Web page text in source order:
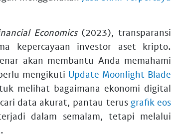
Economics(2023), transparansi
kepercayaan investor aset kripto.
akan membantu Anda memahami
mengikuti Update Moonlight Blade
melihat bagaimana ekonomi digital
data akurat, pantau terus grafik eos
dalam semalam, tetapi melalui